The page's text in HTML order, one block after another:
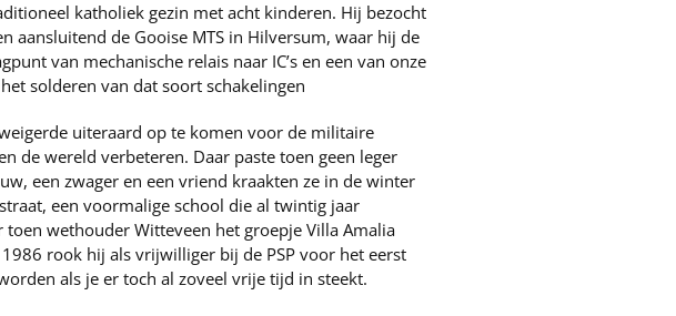
katholiek gezin met acht kinderen. Hij bezocht
aansluitend de Gooise MTS in Hilversum, waar hij de
van mechanische relais naar IC’s en een van onze
solderen van dat soort schakelingen
uiteraard op te komen voor de militaire
de wereld verbeteren. Daar paste toen geen leger
een zwager en een vriend kraakten ze in de winter
een voormalige school die al twintig jaar
toen wethouder Witteveen het groepje Villa Amalia
rook hij als vrijwilliger bij de PSP voor het eerst
als je er toch al zoveel vrije tijd in steekt.